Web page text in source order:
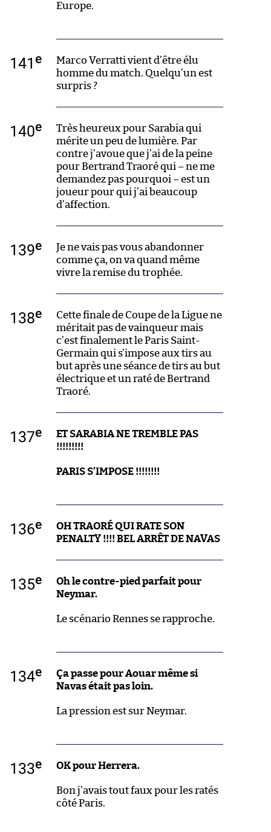
Europe.
141 e
Marco Verratti vient d’être élu
homme du match. Quelqu’un est
surpris ?
140e
Très heureux pour Sarabia qui
mérite un peu de lumière. Par
contre j’avoue que j’ai de la peine
pour Bertrand Traoré qui – ne me
demandez pas pourquoi – est un
joueur pour qui j’ai beaucoup
d’affection.
139e
Je ne vais pas vous abandonner
comme ça, on va quand même
vivre la remise du trophée.
138e
Cette finale de Coupe de la Ligue ne
méritait pas de vainqueur mais
c’est finalement le Paris Saint-
Germain qui s’impose aux tirs au
but après une séance de tirs au but
électrique et un raté de Bertrand
Traoré.
137e
ET SARABIA NE TREMBLE PAS
!!!!!!!!!
PARIS S’IMPOSE !!!!!!!!
136e
OH TRAORÉ QUI RATE SON
PENALTY !!!! BEL ARRÊT DE NAVAS
135e
Oh le contre-pied parfait pour
Neymar.
Le scénario Rennes se rapproche.
134e
Ça passe pour Aouar même si
Navas était pas loin.
La pression est sur Neymar.
133e OK pour Herrera.
Bon j’avais tout faux pour les ratés
côté Paris.